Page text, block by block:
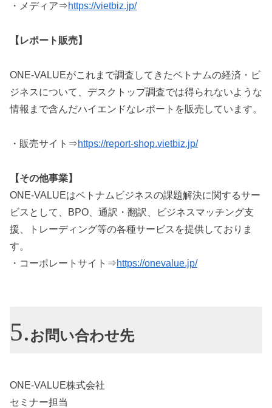
・メディア⇒https://vietbiz.jp/
【レポート販売】
ONE-VALUEがこれまで調査してきたベトナムの経済・ビ
ジネスについて、デスクトップ調査では得られないような
情報まで含んだハイエンドなレポートを販売しています。
・販売サイト⇒https://report-shop.vietbiz.jp/
【その他事業】
ONE-VALUEはベトナムビジネスの課題解決に関するサー
ビスとして、BPO、通訳・翻訳、ビジネスマッチング支
援、トレーディング等の各種サービスを提供しておりま
す。
・コーポレートサイト⇒https://onevalue.jp/
お問い合わせ先
ONE-VALUE株式会社
セミナー担当